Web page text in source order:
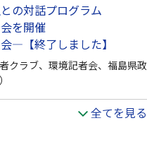
の対話プログラム
を開催
—【終了しました】
クラブ、環境記者会、福島県政
全てを見る